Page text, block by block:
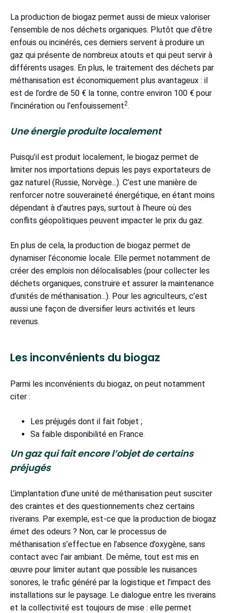
La production de biogaz permet aussi de mieux valoriser
l’ensemble de nos déchets organiques. Plutôt que d’être
enfouis ou incinérés, ces derniers servent à produire un
gaz qui présente de nombreux atouts et qui peut servir à
différents usages. En plus, le traitement des déchets par
méthanisation est économiquement plus avantageux : il
est de l’ordre de 50 € la tonne, contre environ 100 € pour
l’incinération ou l’enfouissement2.
Une énergie produite localement
Puisqu’il est produit localement, le biogaz permet de
limiter nos importations depuis les pays exportateurs de
gaz naturel (Russie, Norvège...). C’est une manière de
renforcer notre souveraineté énergétique, en étant moins
dépendant à d’autres pays, surtout à l’heure où des
conflits géopolitiques peuvent impacter le prix du gaz.
En plus de cela, la production de biogaz permet de
dynamiser l’économie locale. Elle permet notamment de
créer des emplois non délocalisables (pour collecter les
déchets organiques, construire et assurer la maintenance
d’unités de méthanisation...). Pour les agriculteurs, c’est
aussi une façon de diversifier leurs activités et leurs
revenus.
Les inconvénients du biogaz
Parmi les inconvénients du biogaz, on peut notamment
citer :
Les préjugés dont il fait l’objet ;
Sa faible disponibilité en France.
Un gaz qui fait encore l’objet de certains
préjugés
L’implantation d’une unité de méthanisation peut susciter
des craintes et des questionnements chez certains
riverains. Par exemple, est-ce que la production de biogaz
émet des odeurs ? Non, car le processus de
méthanisation s’effectue en l’absence d’oxygène, sans
contact avec l’air ambiant. De même, tout est mis en
œuvre pour limiter autant que possible les nuisances
sonores, le trafic généré par la logistique et l’impact des
installations sur le paysage. Le dialogue entre les riverains
et la collectivité est toujours de mise : elle permet